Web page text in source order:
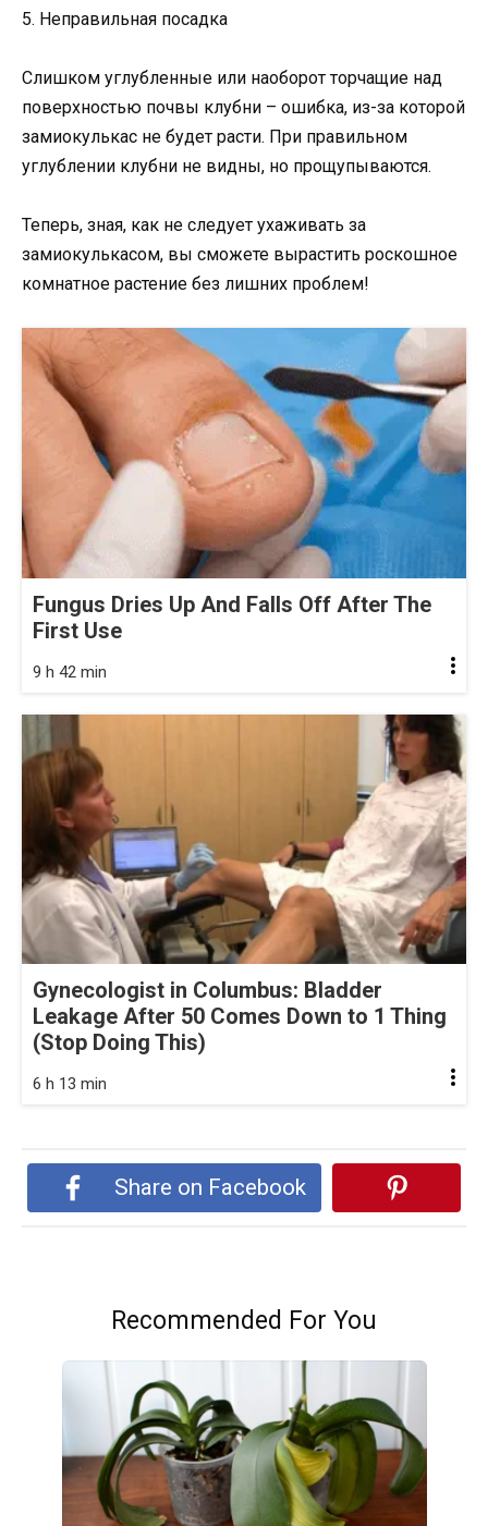
5. Неправильная посадка
Слишком углубленные или наоборот торчащие над
поверхностью почвы клубни – ошибка, из-за которой
замиокулькас не будет расти. При правильном
углублении клубни не видны, но прощупываются.
Теперь, зная, как не следует ухаживать за
замиокулькасом, вы сможете вырастить роскошное
комнатное растение без лишних проблем!
Fungus Dries Up And Falls Off After The
First Use
9 h 42 min
Gynecologist in Columbus: Bladder
Leakage After 50 Comes Down to 1 Thing
(Stop Doing This)
6 h 13 min
Share on Facebook
Recommended For You